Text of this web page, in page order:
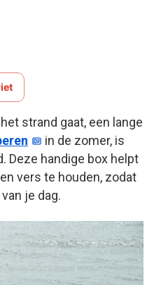
strand gaat, een lange
in de zomer, is
Deze handige box helpt
vers te houden, zodat
je dag.